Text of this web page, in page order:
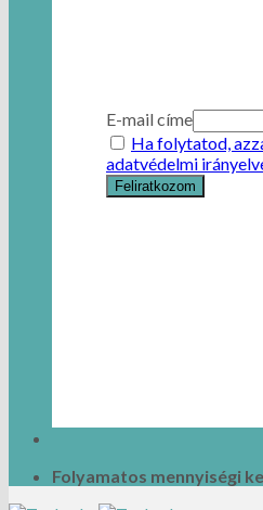
E-mail címe
Ha folytatod,
adatvédelmi
Folyamatos mennyiségi